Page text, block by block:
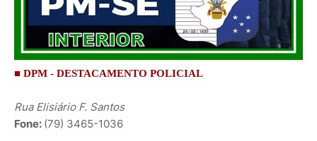
■ DPM - DESTACAMENTO POLICIAL
Rua Elisiário F. Santos
Fone: (79) 3465-1036